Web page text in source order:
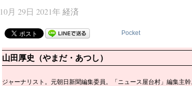
10月 29日 2021年 経済
Pocket
山田厚史（やまだ・あつし）
ジャーナリスト。元朝日新聞編集委員。「ニュース屋台村」編集主幹